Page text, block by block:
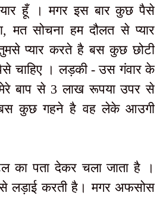
हूँ । मगर इस बार कुछ पैसे
सोचना हम दौलत से प्यार
प्यार करते है बस कुछ छोटी
चाहिए । लड़की - उस गंवार के
मेरे बाप से 3 लाख रूपया उपर से
बस कुछ गहने है वह लेके आउगी
का पता देकर चला जाता है ।
लड़ाई करती है। मगर अफसोस